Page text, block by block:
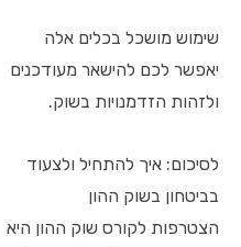
שימוש מושכל בכלים אלה
יאפשר לכם להישאר מעודכנים
ולזהות הזדמנויות בשוק.
לסיכום: איך להתחיל ולצעוד
בביטחון בשוק ההון
הצטרפות לקורס שוק ההון היא